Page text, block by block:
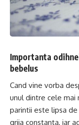
Importanta
bebelus
Cand vine vorba
unul dintre cele mai
parintii este lipsa
grija constanta, iar